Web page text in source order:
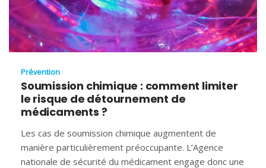
Prévention
Soumission chimique : comment limiter
le risque de détournement de
médicaments ?
Les cas de soumission chimique augmentent de
manière particulièrement préoccupante. L’Agence
nationale de sécurité du médicament engage donc une